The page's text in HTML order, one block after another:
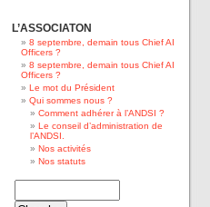
L’ASSOCIATON
8 septembre, demain tous Chief AI
Officers ?
8 septembre, demain tous Chief AI
Officers ?
Le mot du Président
Qui sommes nous ?
Comment adhérer à l’ANDSI ?
Le conseil d’administration de
l’ANDSI.
Nos activités
Nos statuts